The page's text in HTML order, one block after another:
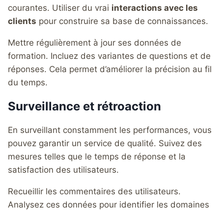
courantes. Utiliser du vrai interactions avec les
clients pour construire sa base de connaissances.
Mettre régulièrement à jour ses données de
formation. Incluez des variantes de questions et de
réponses. Cela permet d’améliorer la précision au fil
du temps.
Surveillance et rétroaction
En surveillant constamment les performances, vous
pouvez garantir un service de qualité. Suivez des
mesures telles que le temps de réponse et la
satisfaction des utilisateurs.
Recueillir les commentaires des utilisateurs.
Analysez ces données pour identifier les domaines